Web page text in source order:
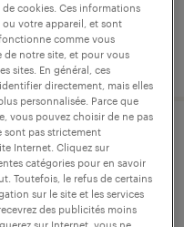
mobile
cookies. Ces informations
votre appareil, et sont
comme vous
de notre site, et pour vous
sites. En général, ces
directement, mais elles
personnalisée. Parce que
vous pouvez choisir de ne pas
sont pas strictement
Internet. Cliquez sur
catégories pour en savoir
Toutefois, le refus de certains
sur le site et les services
des publicités moins
sur Internet, vous ne